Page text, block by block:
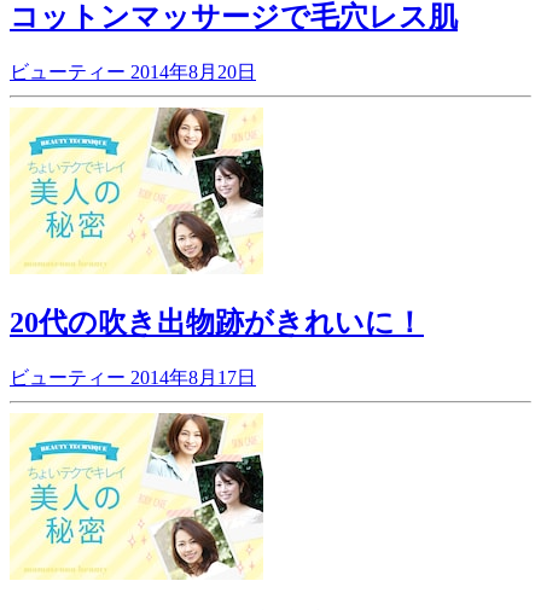
コットンマッサージで毛穴レス肌
ビューティー 2014年8月20日
20代の吹き出物跡がきれいに！
ビューティー 2014年8月17日